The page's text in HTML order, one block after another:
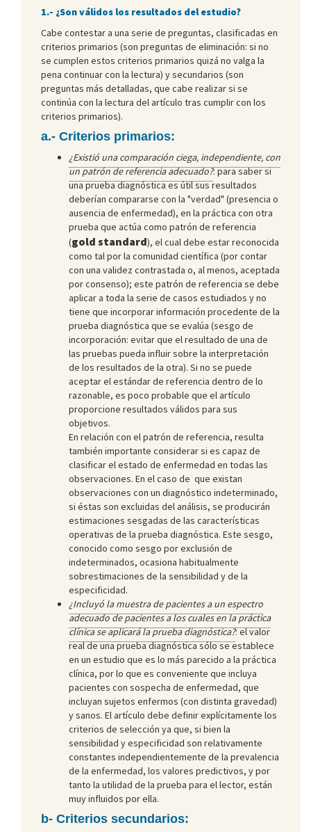
1.- ¿Son válidos los resultados del estudio?
Cabe contestar a una serie de preguntas, clasificadas en
criterios primarios (son preguntas de eliminación: si no
se cumplen estos criterios primarios quizá no valga la
pena continuar con la lectura) y secundarios (son
preguntas más detalladas, que cabe realizar si se
continúa con la lectura del artículo tras cumplir con los
criterios primarios).
a.- Criterios primarios:
¿Existió una comparación ciega, independiente, con
un patrón de referencia adecuado?: para saber si
una prueba diagnóstica es útil sus resultados
deberían compararse con la "verdad" (presencia o
ausencia de enfermedad), en la práctica con otra
prueba que actúa como patrón de referencia
(gold standard), el cual debe estar reconocida
como tal por la comunidad científica (por contar
con una validez contrastada o, al menos, aceptada
por consenso); este patrón de referencia se debe
aplicar a toda la serie de casos estudiados y no
tiene que incorporar información procedente de la
prueba diagnóstica que se evalúa (sesgo de
incorporación: evitar que el resultado de una de
las pruebas pueda influir sobre la interpretación
de los resultados de la otra). Si no se puede
aceptar el estándar de referencia dentro de lo
razonable, es poco probable que el artículo
proporcione resultados válidos para sus
objetivos.
En relación con el patrón de referencia, resulta
también importante considerar si es capaz de
clasificar el estado de enfermedad en todas las
observaciones. En el caso de que existan
observaciones con un diagnóstico indeterminado,
si éstas son excluidas del análisis, se producirán
estimaciones sesgadas de las características
operativas de la prueba diagnóstica. Este sesgo,
conocido como sesgo por exclusión de
indeterminados, ocasiona habitualmente
sobrestimaciones de la sensibilidad y de la
especificidad.
¿Incluyó la muestra de pacientes a un espectro
adecuado de pacientes a los cuales en la práctica
clínica se aplicará la prueba diagnóstica?: el valor
real de una prueba diagnóstica sólo se establece
en un estudio que es lo más parecido a la práctica
clínica, por lo que es conveniente que incluya
pacientes con sospecha de enfermedad, que
incluyan sujetos enfermos (con distinta gravedad)
y sanos. El artículo debe definir explícitamente los
criterios de selección ya que, si bien la
sensibilidad y especificidad son relativamente
constantes independientemente de la prevalencia
de la enfermedad, los valores predictivos, y por
tanto la utilidad de la prueba para el lector, están
muy influidos por ella.
b- Criterios secundarios: